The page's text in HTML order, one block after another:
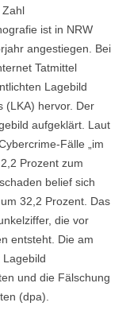
Zahl
ist in NRW
angestiegen. Bei
Tatmittel
Lagebild
(LKA) hervor. Der
aufgeklärt. Laut
Fälle „im
Prozent zum
belief sich
32,2 Prozent. Das
die vor
entsteht. Die am
und die Fälschung
(dpa).